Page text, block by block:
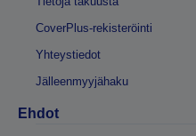
CoverPlus-rekisteröinti
Yhteystiedot
Jälleenmyyjähaku
Ehdot